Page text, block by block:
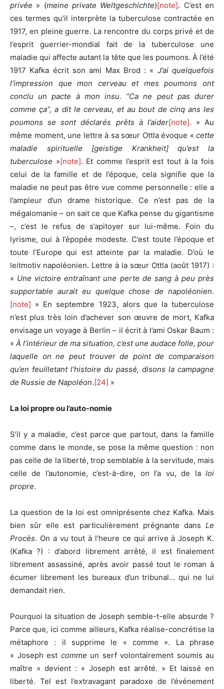
privée » (meine private Weltgeschichte)[note]. C’est en
ces termes qu’il interprète la tuberculose contractée en
1917, en pleine guerre. La rencontre du corps privé et de
l’esprit guerrier-mondial fait de la tuberculose une
maladie qui affecte autant la tête que les poumons. À l’été
1917 Kafka écrit son ami Max Brod : « J’ai quelquefois
l’impression que mon cerveau et mes poumons ont
conclu un pacte à mon insu. “Ca ne peut pas durer
comme ça”, a dit le cerveau, et au bout de cinq ans les
poumons se sont déclarés prêts à l’aider[note]. » Au
même moment, une lettre à sa sœur Ottla évoque « cette
maladie spirituelle [geistige Krankheit] qu’est la
tuberculose »[note]. Et comme l’esprit est tout à la fois
celui de la famille et de l’époque, cela signifie que la
maladie ne peut pas être vue comme personnelle : elle a
l’ampleur d’un drame historique. Ce n’est pas de la
mégalomanie – on sait ce que Kafka pense du gigantisme
–, c’est le refus de s’apitoyer sur lui-même. Foin du
lyrisme, oui à l’épopée modeste. C’est toute l’époque et
toute l’Europe qui est atteinte par la maladie. D’où le
leitmotiv napoléonien. Lettre à la sœur Ottla (août 1917) :
« Une victoire entraînant une perte de sang à peu près
supportable aurait eu quelque chose de napoléonien.
[note] » En septembre 1923, alors que la tuberculose
n’est plus très loin d’achever son œuvre de mort, Kafka
envisage un voyage à Berlin – il écrit à l’ami Oskar Baum :
« À l’intérieur de ma situation, c’est une audace folle, pour
laquelle on ne peut trouver de point de comparaison
qu’en feuilletant l’histoire du passé, disons la campagne
de Russie de Napoléon.[24] »
La loi propre ou l’auto-nomie
S’il y a maladie, c’est parce que partout, dans la famille
comme dans le monde, se pose la même question : non
pas celle de la liberté, trop semblable à la servitude, mais
celle de l’autonomie, c’est-à-dire, on l’a vu, de la loi
propre.
La question de la loi est omniprésente chez Kafka. Mais
bien sûr elle est particulièrement prégnante dans Le
Procès. On a vu tout à l’heure ce qui arrive à Joseph K.
(Kafka ?) : d’abord librement arrêté, il est finalement
librement assassiné, après avoir passé tout le roman à
écumer librement les bureaux d’un tribunal… qui ne lui
demandait rien.
Pourquoi la situation de Joseph semble-t-elle absurde ?
Parce que, ici comme ailleurs, Kafka réalise-concrétise la
métaphore : il supprime le « comme ». La phrase
« Joseph est comme un serf volontairement soumis au
maître » devient : « Joseph est arrêté. » Et laissé en
liberté. Tel est l’extravagant paradoxe de l’événement